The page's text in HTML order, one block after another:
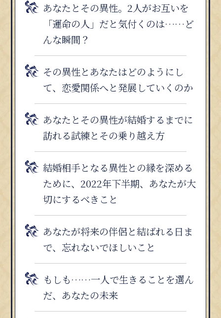
あなたとその異性。2人がお互いを
「運命の人」だと気付くのは……ど
んな瞬間？
その異性とあなたはどのようにし
て、恋愛関係へと発展していくのか
あなたとその異性が結婚するまでに
訪れる試練とその乗り越え方
結婚相手となる異性との縁を深める
ために、2022年下半期、あなたが大
切にするべきこと
あなたが将来の伴侶と結ばれる日ま
で、忘れないでほしいこと
もしも……一人で生きることを選ん
だ、あなたの未来